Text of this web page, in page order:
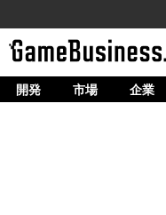
ホーム
開発 市場 企業